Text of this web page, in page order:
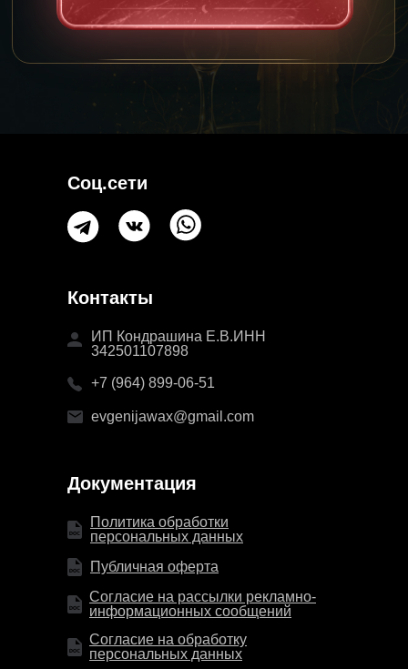
Политика обработки
персональных данных
Согласие на рассылки рекламно-
информационных сообщений
Согласие на обработку
персональных данных
Публичная оферта
Документация
ИП Кондрашина Е.В.ИНН
342501107898
+7 (964) 899-06-51
evgenijawax@gmail.com
Контакты
Соц.сети